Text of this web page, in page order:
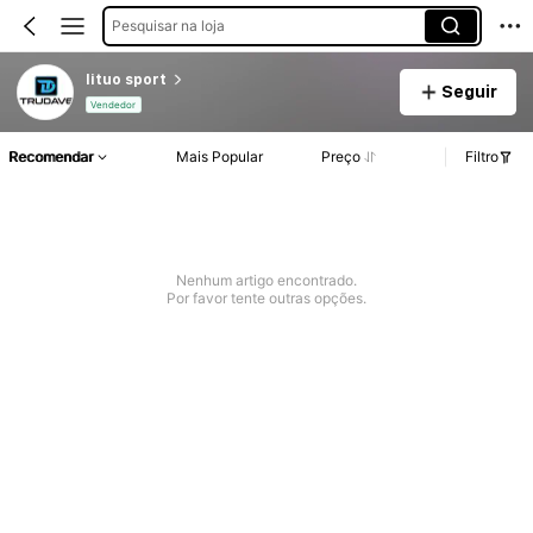
Pesquisar na loja
lituo sport
Vendedor
Seguir
Recomendar Mais Popular Preço Filtro
Nenhum artigo encontrado.
Por favor tente outras opções.